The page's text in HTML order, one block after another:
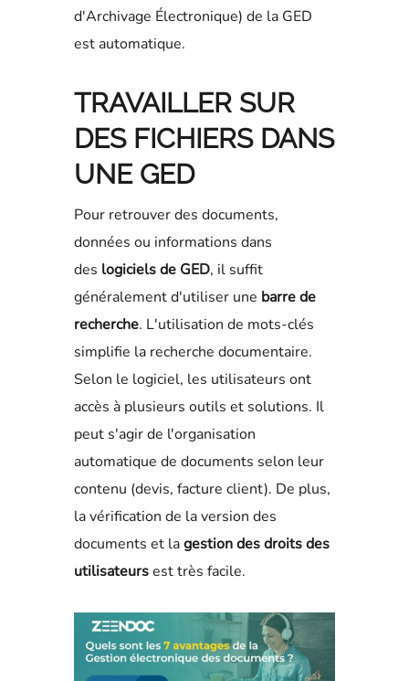
d'Archivage Électronique) de la GED
est automatique.
TRAVAILLER SUR
DES FICHIERS DANS
UNE GED
Pour retrouver des documents,
données ou informations dans
des logiciels de GED, il suffit
généralement d'utiliser une barre de
recherche. L'utilisation de mots-clés
simplifie la recherche documentaire.
Selon le logiciel, les utilisateurs ont
accès à plusieurs outils et solutions. Il
peut s'agir de l'organisation
automatique de documents selon leur
contenu (devis, facture client). De plus,
la vérification de la version des
documents et lagestion des droits des
utilisateursest très facile.